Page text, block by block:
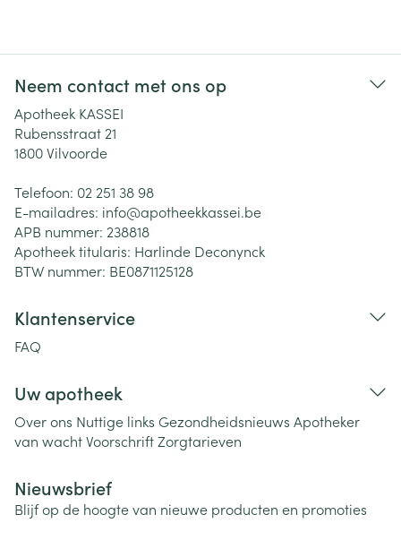
Neem contact met ons op
Apotheek KASSEI
Rubensstraat 21
1800Vilvoorde
Telefoon: 02 251 38 98
E-mailadres: info@apotheekkassei.be
APB nummer: 238818
Apotheek titularis: Harlinde Deconynck
BTW nummer: BE0871125128
Klantenservice
FAQ
Uw apotheek
Over ons Nuttige links Gezondheidsnieuws Apotheker
van wachtVoorschriftZorgtarieven
Nieuwsbrief
Blijf op de hoogte van nieuwe producten en promoties